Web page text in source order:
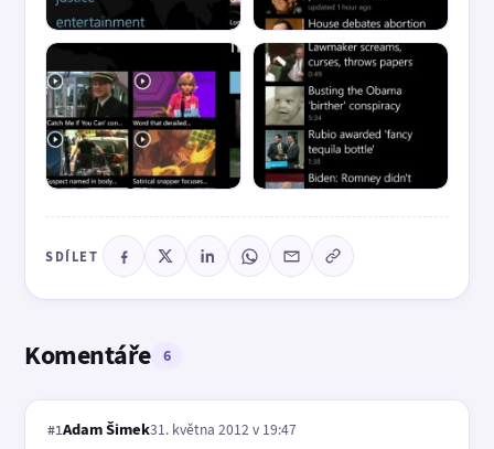
SDÍLET
Komentáře 6
#1Adam Šimek31. května 2012 v 19:47